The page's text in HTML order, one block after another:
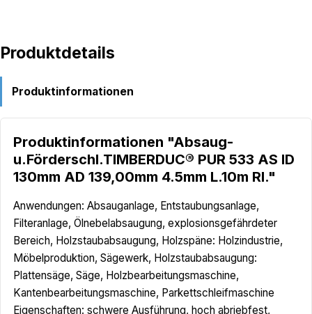
Produktdetails
Produktinformationen
Produktinformationen "Absaug-
u.Förderschl.TIMBERDUC® PUR 533 AS ID
130mm AD 139,00mm 4.5mm L.10m Rl."
Anwendungen: Absauganlage, Entstaubungsanlage,
Filteranlage, Ölnebelabsaugung, explosionsgefährdeter
Bereich, Holzstaubabsaugung, Holzspäne: Holzindustrie,
Möbelproduktion, Sägewerk, Holzstaubabsaugung:
Plattensäge, Säge, Holzbearbeitungsmaschine,
Kantenbearbeitungsmaschine, Parkettschleifmaschine
Eigenschaften: schwere Ausführung, hoch abriebfest,